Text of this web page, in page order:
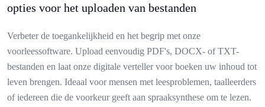
opties voor het uploaden van bestanden
Verbeter de toegankelijkheid en het begrip met onze
voorleessoftware. Upload eenvoudig PDF's, DOCX- of TXT-
bestanden en laat onze digitale verteller voor boeken uw inhoud tot
leven brengen. Ideaal voor mensen met leesproblemen, taalleerders
of iedereen die de voorkeur geeft aan spraaksynthese om te lezen.